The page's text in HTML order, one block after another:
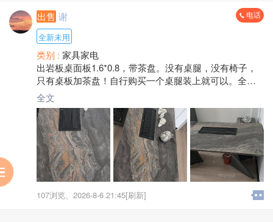
带。
【薪资及福利待遇】
福利待遇:法定节假日放假，通过试用期缴纳社保
【工作时间及地点】
上班时间：8:00-12:00，14:30-17:30（夏令15:00-18:0
0），周末实行大小周
上班地点：将乐县华虹科技大厦5楼
达、斯维尔等主流造价软件，具有一定数据统计分析能
力。
4、具有良好的职业道德、一定的沟通应变能力，且能够
独立担当。
5、严谨、有责任心，有团队合作精神，工作认真负责，
细致认真，保密性强。
6、持有一/二级造价工程师职业资格证书优先。
【薪资及福利待遇】
综合薪资：3000元/月以上（可面议） 试用期：3个月
福利待遇:法定节假日放假，通过试用期缴纳社保
3、配合财务完成对账、票据管理、资料归档等工作。
4、完成领导交办的其他财务工作。
【任职要求】
1、学历要求：大专及以上学历，财务相关专业优先。
2、工作经验：具备1-2年出纳相关工作经历，能独立完
成出纳日常工作。
3、能力要求：细致严谨、责任心强，具备良好的执行力
和沟通协调能力，能熟练使用办公软件及财务相关系
统。
4、具有良好的职业道德、一定的沟通应变能力，且能够
独立担当。
5、年龄：25-45岁，持有会计职称证书，有相关行业财
务工作经验优先。
【薪资及福利待遇】
出售 谢 电话
全新未用
类别 : 家具家电
出岩板桌面板1.6*0.8，带茶盘。没有桌腿，没有椅子，
只有桌板加茶盘！自行购买一个桌腿装上就可以。全
新。仅限自提！
全文
107浏览、 2026-8-6 21:45[刷新]